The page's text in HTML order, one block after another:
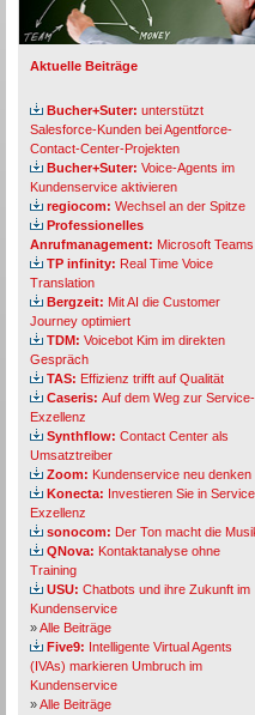
Aktuelle Beiträge
Bucher+Suter: unterstützt
Salesforce-Kunden bei Agentforce-
Contact-Center-Projekten
Bucher+Suter: Voice-Agents im
Kundenservice aktivieren
regiocom: Wechsel an der Spitze
Professionelles
Anrufmanagement: Microsoft Teams
TP infinity: Real Time Voice
Translation
Bergzeit: Mit AI die Customer
Journey optimiert
TDM: Voicebot Kim im direkten
Gespräch
TAS: Effizienz trifft auf Qualität
Caseris: Auf dem Weg zur Service-
Exzellenz
Synthflow: Contact Center als
Umsatztreiber
Zoom: Kundenservice neu denken
Konecta: Investieren Sie in
Exzellenz
sonocom: Der Ton macht die
QNova: Kontaktanalyse ohne
Training
USU: Chatbots und ihre Zukunft im
Kundenservice
»Alle Beiträge
Five9: Intelligente Virtual Agents
(IVAs) markieren Umbruch im
Kundenservice
»Alle Beiträge